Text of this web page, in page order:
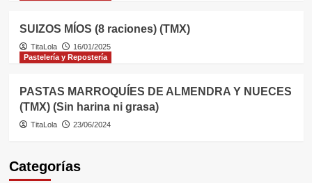
SUIZOS MÍOS (8 raciones) (TMX)
TitaLola
16/01/2025
Pastelería y Repostería
PASTAS MARROQUÍES DE ALMENDRA Y NUECES
(TMX) (Sin harina ni grasa)
TitaLola 23/06/2024
Categorías